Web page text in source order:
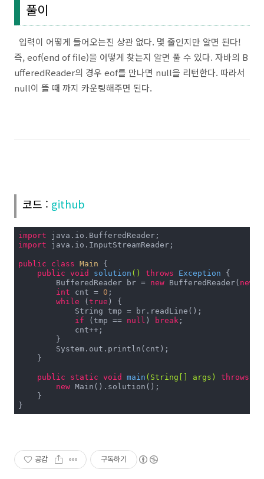
풀이
입력이 어떻게 들어오는진 상관 없다. 몇 줄인지만 알면 된다!
즉, eof(end of file)을 어떻게 찾는지 알면 풀 수 있다. 자바의 B
ufferedReader의 경우 eof를 만나면 null을 리턴한다. 따라서
null이 뜰 때 까지 카운팅해주면 된다.
코드 : github
import
import java.io.InputStreamReader;
public class Main
{
public void solution () throws Exception {
        BufferedReader br =
new BufferedReader( new
int cnt = 0 ;
while (true ) {
            String tmp = br.readLine();
if (tmp == null ) break ;
            cnt++;
        }
        System.out.println(cnt);
    }
public static void main (String[] args) throws
new Main().solution();
    }
}
공감 구독하기